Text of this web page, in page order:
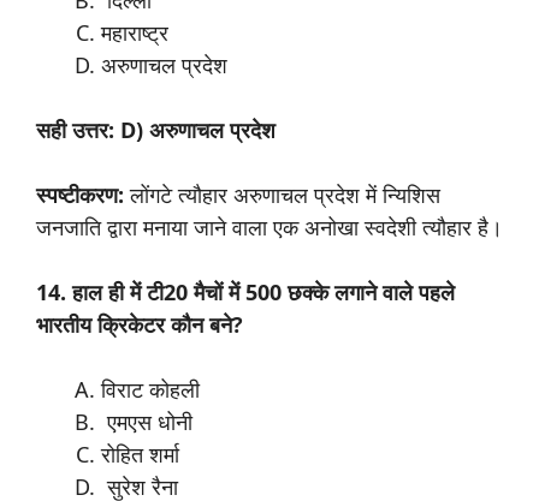
महाराष्ट्र
अरुणाचल प्रदेश
सही उत्तर: D) अरुणाचल प्रदेश
स्पष्टीकरण: लोंगटे त्यौहार अरुणाचल प्रदेश में न्यिशिस
जनजाति द्वारा मनाया जाने वाला एक अनोखा स्वदेशी त्यौहार है।
14. हाल ही में टी20 मैचों में 500 छक्के लगाने वाले पहले
भारतीय क्रिकेटर कौन बने?
विराट कोहली
एमएस धोनी
रोहित शर्मा
सुरेश रैना